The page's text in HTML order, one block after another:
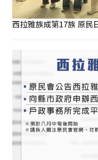
西拉雅族成第17族 原民